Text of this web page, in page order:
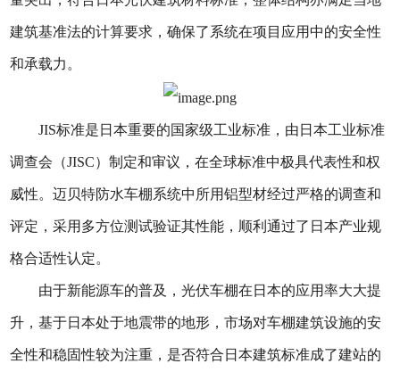
建筑基准法的计算要求，确保了系统在项目应用中的安全性
和承载力。
JIS标准是日本重要的国家级工业标准，由日本工业标准
调查会（JISC）制定和审议，在全球标准中极具代表性和权
威性。迈贝特防水车棚系统中所用铝型材经过严格的调查和
评定，采用多方位测试验证其性能，顺利通过了日本产业规
格合适性认定。
由于新能源车的普及，光伏车棚在日本的应用率大大提
升，基于日本处于地震带的地形，市场对车棚建筑设施的安
全性和稳固性较为注重，是否符合日本建筑标准成了建站的